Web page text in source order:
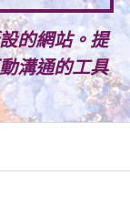
的網站。提
溝通的工具